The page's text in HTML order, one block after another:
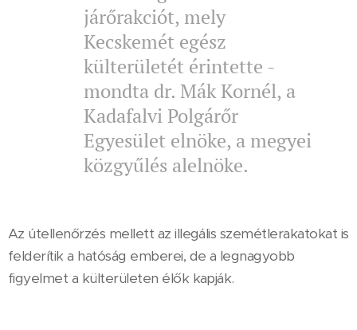
járőrakciót, mely
Kecskemét egész
külterületét érintette -
mondta dr. Mák Kornél, a
Kadafalvi Polgárőr
Egyesület elnöke, a megyei
közgyűlés alelnöke.
Az útellenőrzés mellett az illegális szemétlerakatokat is
felderítik a hatóság emberei, de a legnagyobb
figyelmet a külterületen élők kapják.